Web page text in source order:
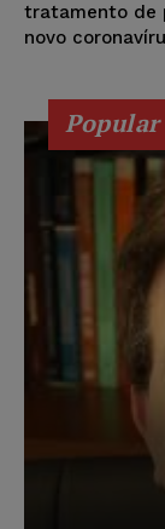
tratamento de
novo
Popular